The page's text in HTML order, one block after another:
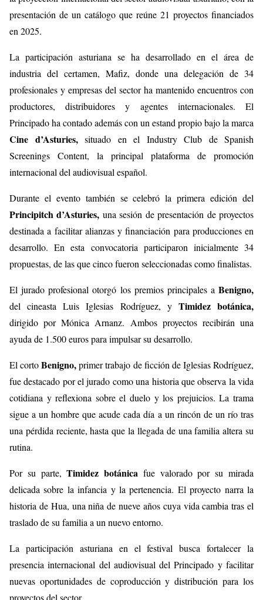
presentación de un catálogo que reúne 21 proyectos financiados
en 2025.
La participación asturiana se ha desarrollado en el área de
industria del certamen, Mafiz, donde una delegación de 34
profesionales y empresas del sector ha mantenido encuentros con
productores, distribuidores y agentes internacionales. El
Principado ha contado además con un estand propio bajo la marca
Cine d’Asturies,situado en el Industry Club de Spanish
Screenings Content, la principal plataforma de promoción
internacional del audiovisual español.
Durante el evento también se celebró la primera edición del
Principitch d’Asturies, una sesión de presentación de proyectos
destinada a facilitar alianzas y financiación para producciones en
desarrollo. En esta convocatoria participaron inicialmente 34
propuestas, de las que cinco fueron seleccionadas como finalistas.
El jurado profesional otorgó los premios principales a Benigno,
del cineasta Luis Iglesias Rodríguez, y Timidez botánica,
dirigido por Mónica Arnanz. Ambos proyectos recibirán una
ayuda de 1.500 euros para impulsar su desarrollo.
El cortoBenigno,primer trabajo de ficción de Iglesias Rodríguez,
fue destacado por el jurado como una historia que observa la vida
cotidiana y reflexiona sobre el duelo y los prejuicios. La trama
sigue a un hombre que acude cada día a un rincón de un río tras
una pérdida reciente, hasta que la llegada de una familia altera su
rutina.
Por su parte,Timidez botánica fue valorado por su mirada
delicada sobre la infancia y la pertenencia. El proyecto narra la
historia de Hua, una niña de nueve años cuya vida cambia tras el
traslado de su familia a un nuevo entorno.
La participación asturiana en el festival busca fortalecer la
presencia internacional del audiovisual del Principado y facilitar
nuevas oportunidades de coproducción y distribución para los
proyectos del sector.